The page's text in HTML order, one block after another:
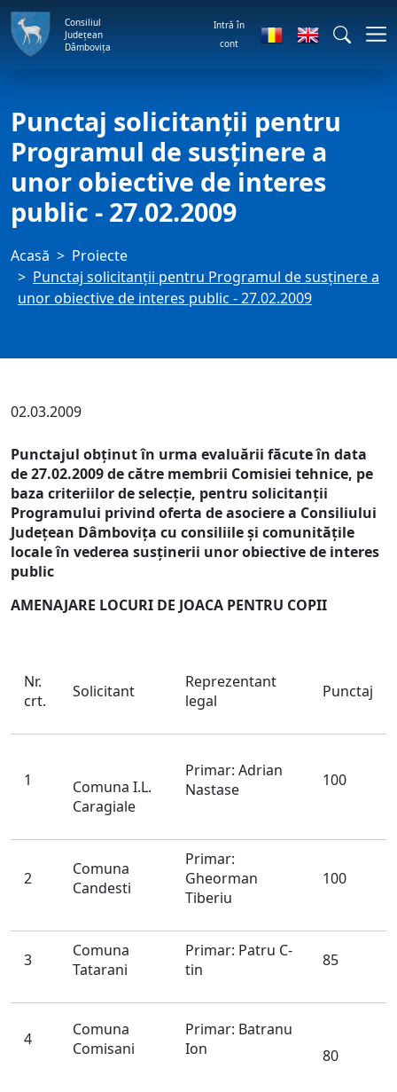
Consiliul
Județean
Dâmbovița
Intră în
cont
Punctaj solicitanţii pentru
Programul de susţinere a
unor obiective de interes
public - 27.02.2009
Acasă
Proiecte
Punctaj solicitanţii pentru Programul de susţinere a
unor obiective de interes public - 27.02.2009
02.03.2009
Punctajul obţinut în urma evaluării făcute în data
de 27.02.2009 de către membrii Comisiei tehnice, pe
baza criteriilor de selecţie, pentru solicitanţii
Programului privind oferta de asociere a Consiliului
Judeţean Dâmboviţa cu consiliile şi comunităţile
locale în vederea susţinerii unor obiective de interes
public
AMENAJARE LOCURI DE JOACA PENTRU COPII
Nr.
crt.
Solicitant
Reprezentant
legal
Punctaj
1
Comuna I.L.
Caragiale
Primar: Adrian
Nastase
100
2
Comuna
Candesti
Primar:
Gheorman
Tiberiu
100
3
Comuna
Tatarani
Primar: Patru C-
tin
85
4
Comuna
Comisani
Primar: Batranu
Ion
80